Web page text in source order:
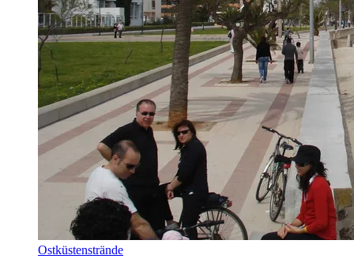
Ostküstenstrände